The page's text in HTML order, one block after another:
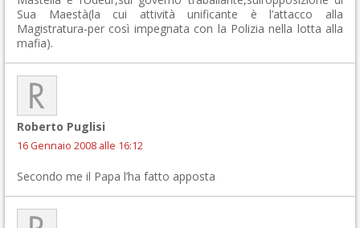
Sua Maestà(la cui attività unificante è l’attacco alla
Magistratura-per così impegnata con la Polizia nella lotta alla
mafia).
Roberto Puglisi
16 Gennaio 2008 alle 16:12
Secondo me il Papa l’ha fatto apposta